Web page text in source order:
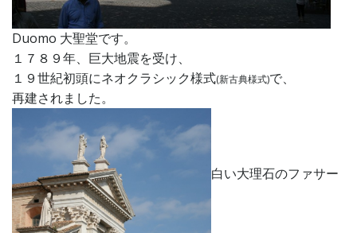
Duomo 大聖堂です。
１７８９年、巨大地震を受け、
１９世紀初頭にネオクラシック様式(新古典様式)で、
再建されました。
白い大理石のファサー